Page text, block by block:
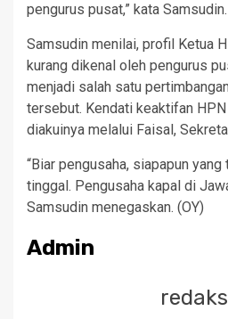
pengurus pusat,” kata Samsudin.
Samsudin menilai, profil Ketua
kurang dikenal oleh pengurus
menjadi salah satu
tersebut. Kendati keaktifan
diakuinya melalui Faisal,
“Biar pengusaha, siapapun
tinggal. Pengusaha kapal di
Samsudin menegaskan. (OY)
Admin